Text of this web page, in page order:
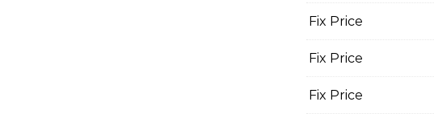
Fix Price
Fix Price
Fix Price